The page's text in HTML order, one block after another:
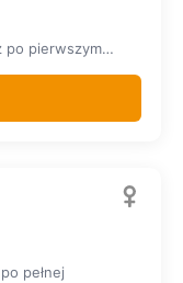
po pierwszym…
pełnej